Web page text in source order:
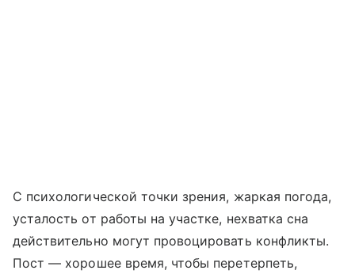
С психологической точки зрения, жаркая погода,
усталость от работы на участке, нехватка сна
действительно могут провоцировать конфликты.
Пост — хорошее время, чтобы перетерпеть,